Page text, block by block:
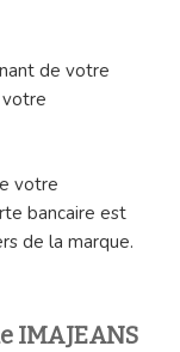
de votre
votre
votre
bancaire est
de la marque.
IMAJEANS